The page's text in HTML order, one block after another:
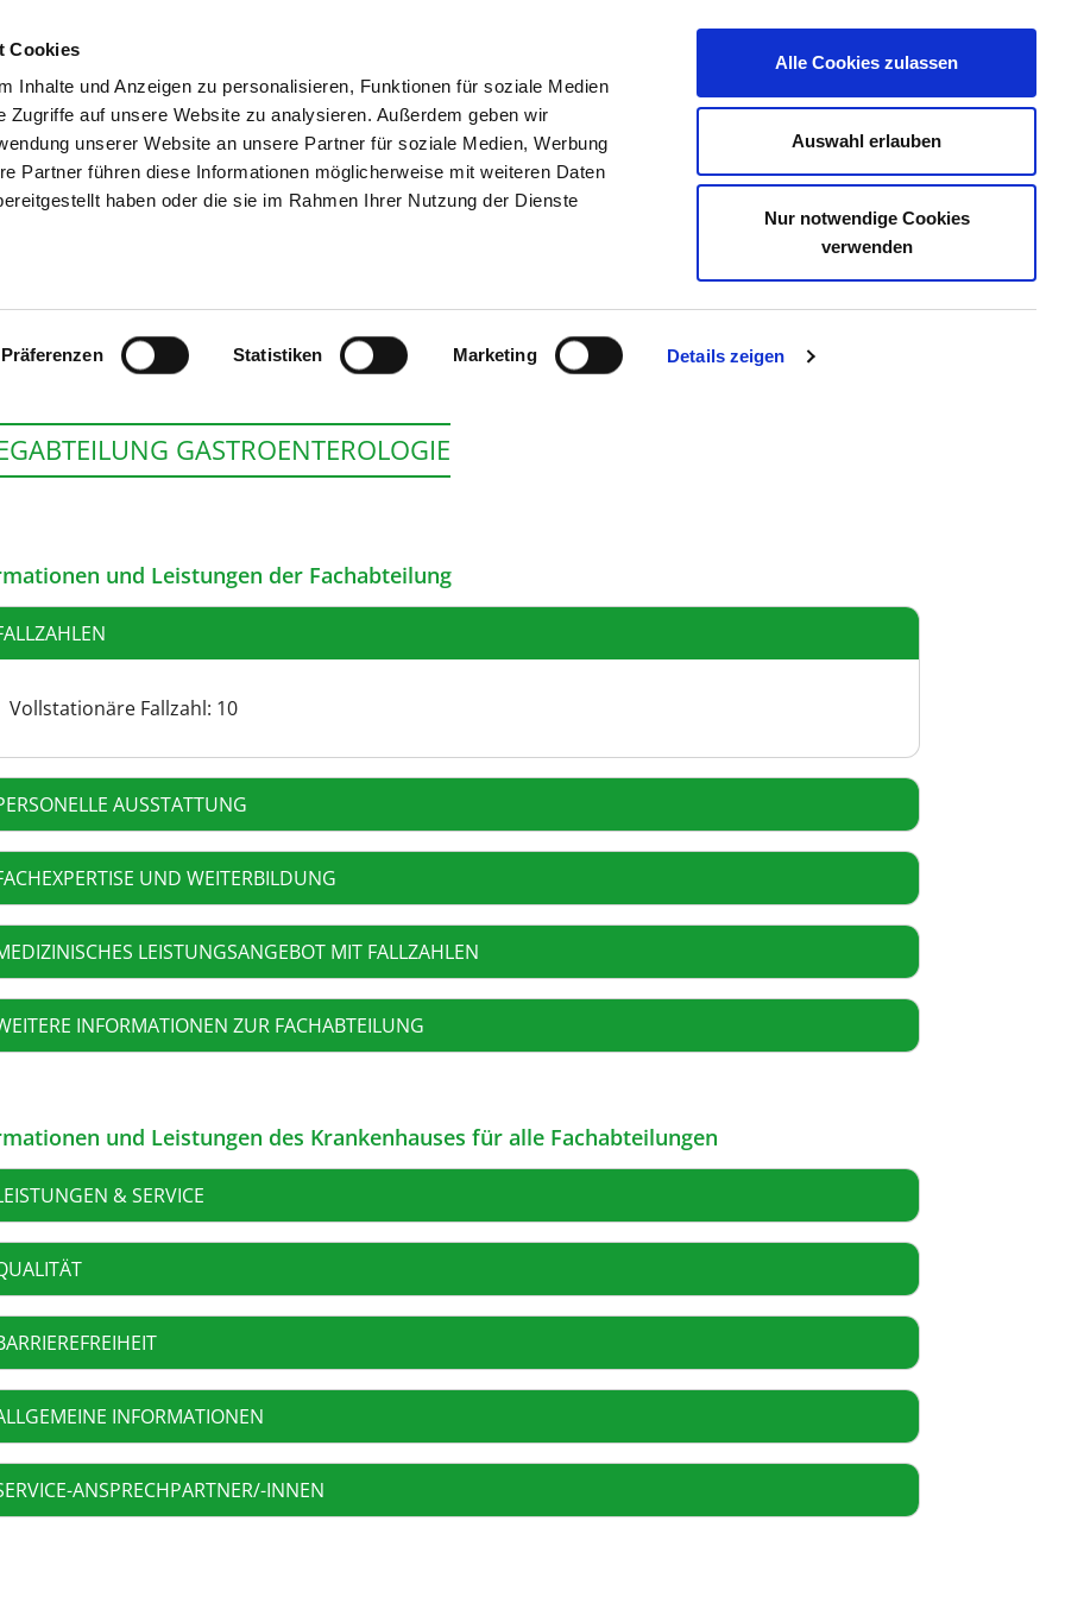
Cookies
Inhalte und Anzeigen zu personalisieren, Funktionen für soziale Medien
Zugriffe auf unsere Website zu analysieren. Außerdem geben wir
unserer Website an unsere Partner für soziale Medien, Werbung
Partner führen diese Informationen möglicherweise mit weiteren Daten
haben oder die sie im Rahmen Ihrer Nutzung der Dienste
Präferenzen Statistiken Marketing Details zeigen
Alle Cookies zulassen
Auswahl erlauben
Nur notwendige Cookies
verwenden
SUCHEN TIPPS & HILFE STELLENBÖRSE KONTAKT
GASTROENTEROLOGIE
und Leistungen der Fachabteilung
Vollstationäre Fallzahl: 10
AUSSTATTUNG
UND WEITERBILDUNG
LEISTUNGSANGEBOT MIT FALLZAHLEN
INFORMATIONEN ZUR FACHABTEILUNG
und Leistungen des Krankenhauses für alle Fachabteilungen
& SERVICE
INFORMATIONEN
ANSPRECHPARTNER/-INNEN